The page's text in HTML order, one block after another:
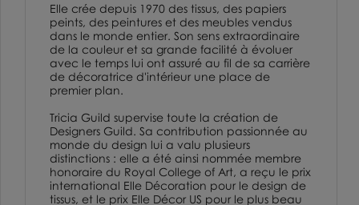
Elle crée depuis 1970 des tissus, des papiers
peints, des peintures et des meubles vendus
dans le monde entier. Son sens extraordinaire
de la couleur et sa grande facilité à évoluer
avec le temps lui ont assuré au fil de sa carrière
de décoratrice d'intérieur une place de
premier plan.
Tricia Guild supervise toute la création de
Designers Guild. Sa contribution passionnée au
monde du design lui a valu plusieurs
distinctions : elle a été ainsi nommée membre
honoraire du Royal College of Art, a reçu le prix
international Elle Décoration pour le design de
tissus, et le prix Elle Décor US pour le plus beau